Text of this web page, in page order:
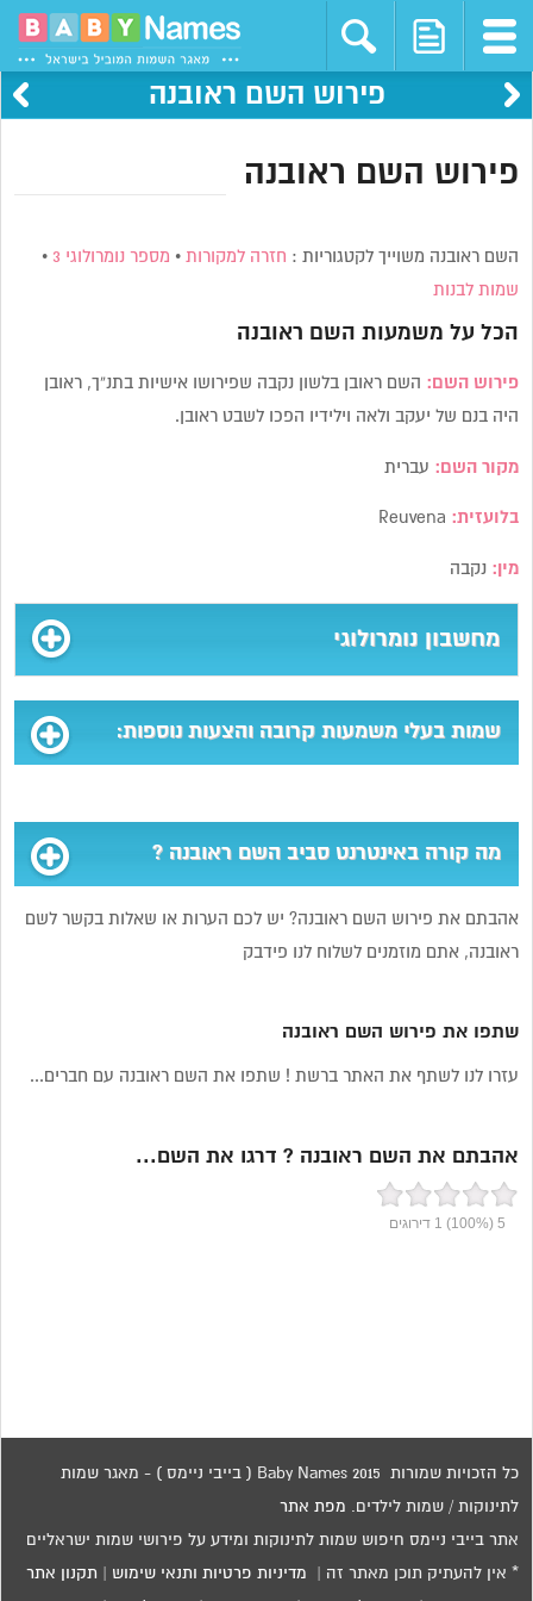
פירוש השם ראובנה
פירוש השם ראובנה
השם ראובנה משוייך לקטגוריות : חזרה למקורות • מספר נומרולוגי 3 •
שמות לבנות
הכל על משמעות השם ראובנה
פירוש השם: השם ראובן בלשון נקבה שפירושו אישיות בתנ”ך, ראובן
היה בנם של יעקב ולאה וילידיו הפכו לשבט ראובן.
מקור השם: עברית
בלועזית:
מין: נקבה
מחשבון נומרולוגי
שמות בעלי משמעות קרובה והצעות נוספות:
מה קורה באינטרנט סביב השם ראובנה ?
אהבתם את פירוש השם ראובנה? יש לכם הערות או שאלות בקשר לשם
ראובנה, אתם מוזמנים לשלוח לנו פידבק
שתפו את פירוש השם ראובנה
עזרו לנו לשתף את האתר ברשת ! שתפו את השם ראובנה עם חברים...
אהבתם את השם ראובנה ? דרגו את השם...
5
(100%)
1 דירוגים
כל הזכויות שמורות 2015 Baby Names ( בייבי ניימס ) - מאגר שמות
לתינוקות / שמות לילדים. מפת אתר
אתר בייבי ניימס חיפוש שמות לתינוקות ומידע על פירושי שמות ישראליים
* אין להעתיק תוכן מאתר זה | מדיניות פרטיות ותנאי שימוש תקנון אתר